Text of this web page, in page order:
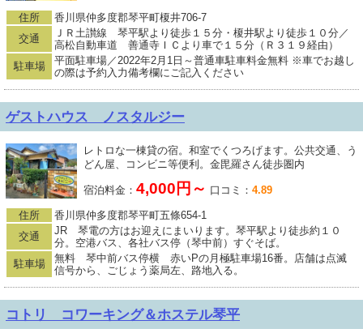
住所
香川県仲多度郡琴平町榎井706-7
交通
ＪＲ土讃線 琴平駅より徒歩１５分・榎井駅より徒歩１０分／
高松自動車道 善通寺ＩＣより車で１５分（Ｒ３１９経由）
駐車場
平面駐車場／2022年2月1日～普通車駐車料金無料 ※車でお越し
の際は予約入力備考欄にご記入ください
ゲストハウス ノスタルジー
レトロな一棟貸の宿。和室でくつろげます。公共交通、う
どん屋、コンビニ等便利。金毘羅さん徒歩圏内
宿泊料金： 4,000円～ 口コミ： 4.89
住所
香川県仲多度郡琴平町五條654-1
交通
JR 琴電の方はお迎えにまいります。琴平駅より徒歩約１０
分。空港バス、各社バス停（琴中前）すぐそば。
駐車場
無料 琴中前バス停横 赤いPの月極駐車場16番。店舗は点滅
信号から、ごじょう薬局左、路地入る。
コトリ コワーキング＆ホステル琴平